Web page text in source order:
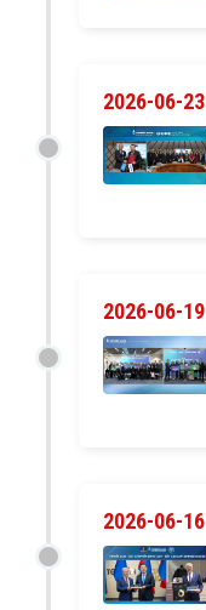
2026-06-23
2026-06-19
2026-06-16